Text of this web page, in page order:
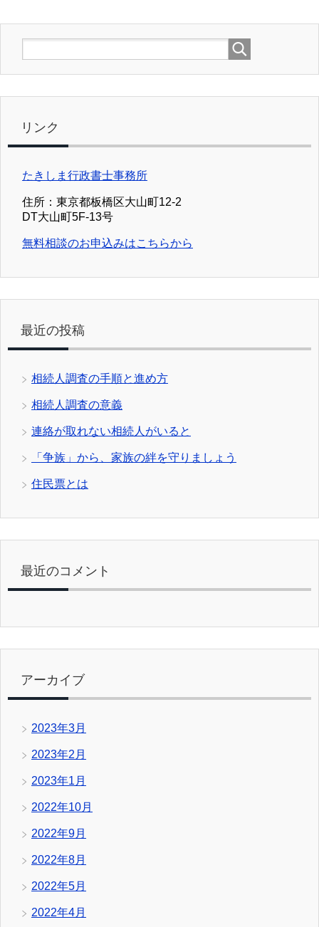
リンク
たきしま行政書士事務所
住所：東京都板橋区大山町12-2
DT大山町5F-13号
無料相談のお申込みはこちらから
最近の投稿
相続人調査の手順と進め方
相続人調査の意義
連絡が取れない相続人がいると
「争族」から、家族の絆を守りましょう
住民票とは
最近のコメント
アーカイブ
2023年3月
2023年2月
2023年1月
2022年10月
2022年9月
2022年8月
2022年5月
2022年4月